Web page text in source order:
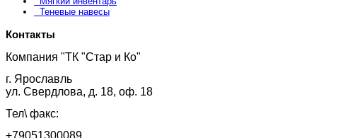
Теневые навесы
Контакты
Компания "ТК "Стар и Ко"
г. Ярославль
ул. Свердлова, д. 18, оф. 18
Тел\ факс:
+79051300089